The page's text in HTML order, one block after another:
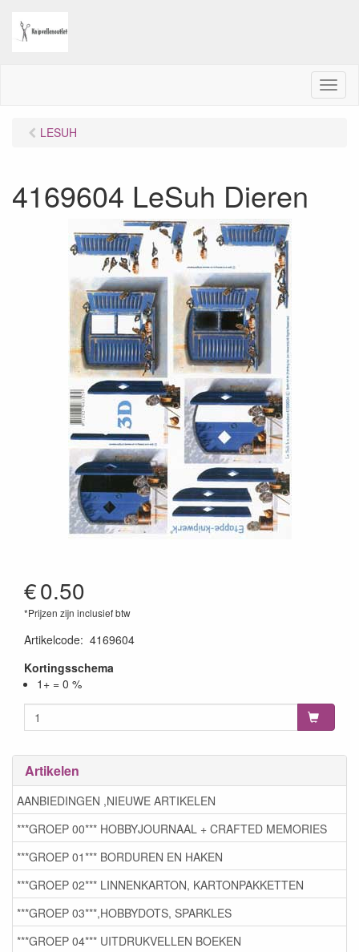
M
e
LESUH
4169604 LeSuh Dieren
€0.50
*Prijzen zijn inclusief btw
Artikelcode: 4169604
Kortingsschema
1+ = 0 %
Artikelen
AANBIEDINGEN ,NIEUWE ARTIKELEN
***GROEP 00*** HOBBYJOURNAAL + CRAFTED MEMORIES
***GROEP 01*** BORDUREN EN HAKEN
***GROEP 02*** LINNENKARTON, KARTONPAKKETTEN
***GROEP 03***,HOBBYDOTS, SPARKLES
***GROEP 04*** UITDRUKVELLEN BOEKEN